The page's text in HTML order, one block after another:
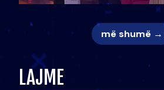
më shumë →
LAJME